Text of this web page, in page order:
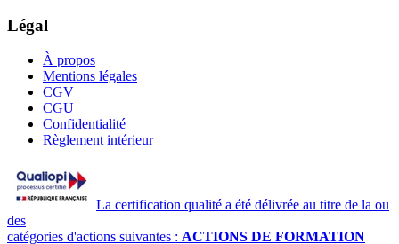
Légal
À propos
Mentions légales
CGV
CGU
Confidentialité
Règlement intérieur
La certification qualité a été délivrée au titre de la ou
des
catégories d'actions suivantes : ACTIONS DE FORMATION